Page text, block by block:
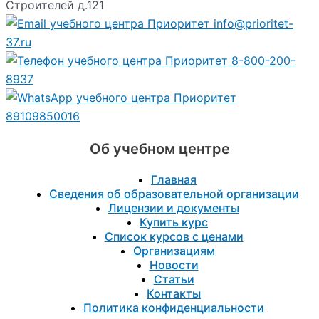
Строителей д.121
info@prioritet-
37.ru
8-800-200-
8937
89109850016
Об учебном центре
Главная
Сведения об образовательной организации
Лицензии и документы
Купить курс
Список курсов с ценами
Организациям
Новости
Статьи
Контакты
Политика конфиденциальности